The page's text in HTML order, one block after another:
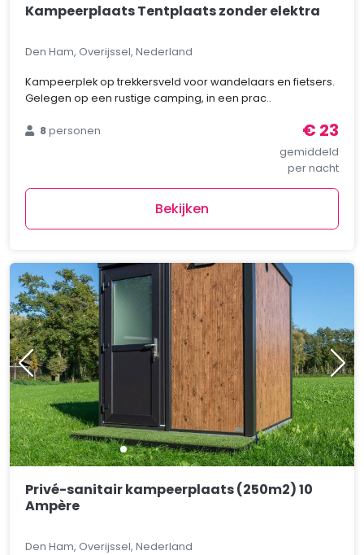
Kampeerplaats Tentplaats zonder elektra
Den Ham, Overijssel, Nederland
Kampeerplek op trekkersveld voor wandelaars en fietsers.
Gelegen op een rustige camping, in een prac..
8personen € 23
gemiddeld
per nacht
Bekijken
Privé-sanitair kampeerplaats (250m2) 10
Ampère
Den Ham, Overijssel, Nederland